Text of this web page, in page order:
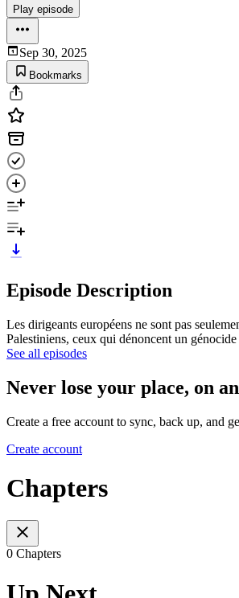
Play episode
Sep 30, 2025
Bookmarks
Episode Description
Les dirigeants européens ne sont pas
Palestiniens, ceux qui dénoncent un
See all episodes
Never lose your place, on
Create a free account to sync, back up, and
Create account
Chapters
0 Chapters